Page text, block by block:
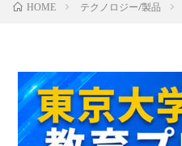
HOME テクノロジー/製品